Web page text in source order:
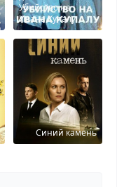
Убийство на
Ивана Купалу
Синий камень